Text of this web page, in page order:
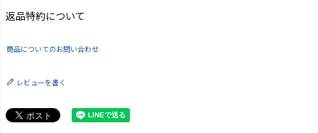
返品特約について
商品についてのお問い合わせ
レビューを書く